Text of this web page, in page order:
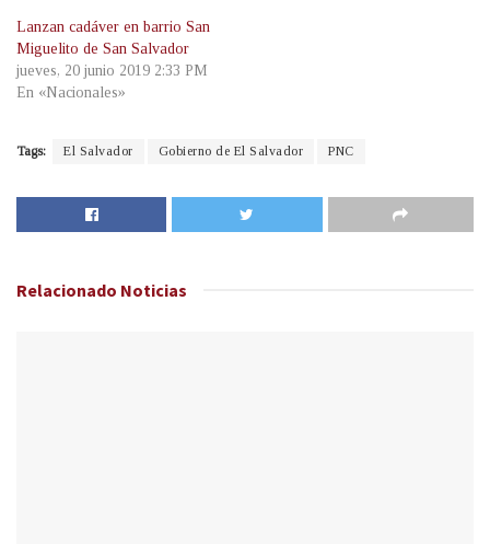
Lanzan cadáver en barrio San
Miguelito de San Salvador
jueves, 20 junio 2019 2:33 PM
En «Nacionales»
Tags: El Salvador Gobierno de El Salvador PNC
Relacionado Noticias